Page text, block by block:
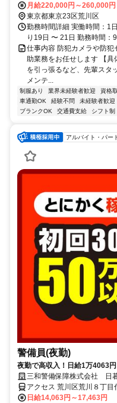
歩3分 東武スカイツリーラ
ス停から徒歩3分
月給220,000円～260,000円
東京都東京23区荒川区
勤務時間詳細 実働時間：1
り19日 〜 21日 勤務時間
仕事内容 防犯カメラや防
助業務をお任せします 【
を引っ張るなど、先輩スタ
メンテ...
制服あり 業界未経験者歓迎 資格
車通勤OK
経験不問 未経験者歓迎
ブランクOK
交通費支給 シフト制
アルバイト・パー
警備員(夜勤)
夜勤で高収入！日給1万4063
三和警備保障株式会社 日
アクセス 荒川区荒川８丁
談可 ■電話面接■来社不要■
日給14,063円～17,463円